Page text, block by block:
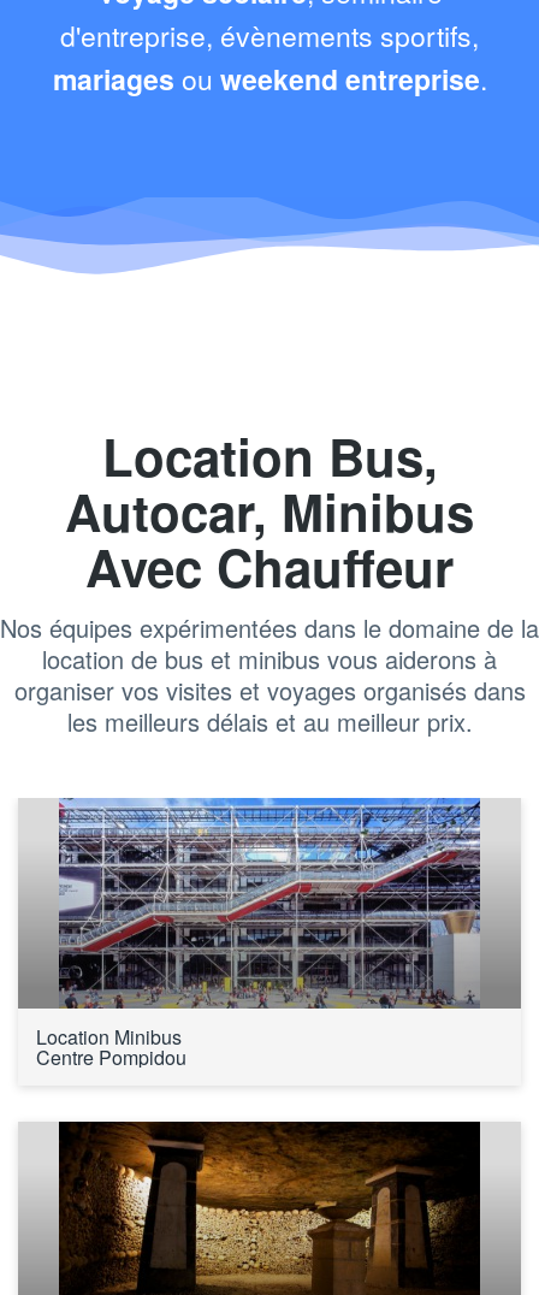
d'entreprise, évènements sportifs,
mariages ou weekend entreprise.
Location Bus,
Autocar, Minibus
Avec Chauffeur
Nos équipes expérimentées dans le domaine de la
location de bus et minibus vous aiderons à
organiser vos visites et voyages organisés dans
les meilleurs délais et au meilleur prix.
Location Minibus
Centre Pompidou